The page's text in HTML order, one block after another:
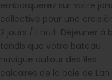
embarquerez sur votre
collective pour une
2 jours / 1 nuit. Déjeuner à
tandis que votre bateau
navigue autour des îles
calcaires de la baie de Lan